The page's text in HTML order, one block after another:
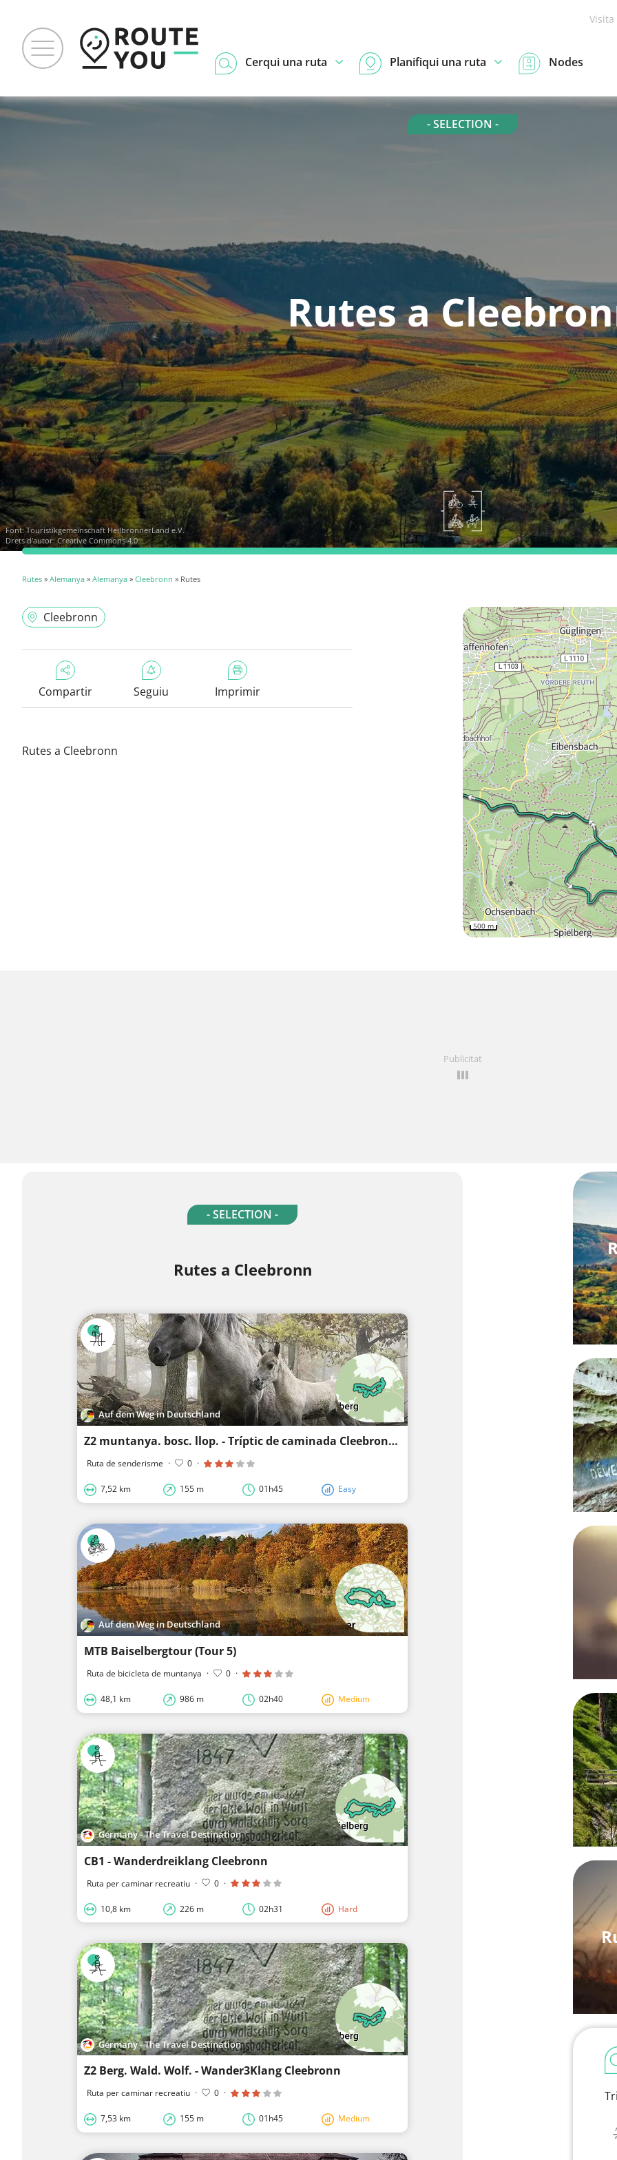
Cerqui una ruta Planifiqui una ruta Nodes
- SELECTION -
Rutes a
Font:Touristikgemeinschaft HeilbronnerLand e.V.
Drets d'autor: Creative Commons 4.0
Rutes » Alemanya » Alemanya » Cleebronn » Rutes
Cleebronn
Compartir Seguiu Imprimir
Rutes a Cleebronn
500 m
Publicitat
- SELECTION -
Rutes a Cleebronn
Auf dem Weg in Deutschland
Z2 muntanya. bosc. llop. - Tríptic de caminada Cleebronn
Ruta de senderisme · 0 ·
7,52 km 155 m 01h45 Easy
Auf dem Weg in Deutschland
MTB Baiselbergtour (Tour 5)
Ruta de bicicleta de muntanya · 0 ·
48,1 km 986 m 02h40 Medium
Germany - The Travel Destination
CB1 - Wanderdreiklang Cleebronn
Ruta per caminar recreatiu · 0 ·
10,8 km 226 m 02h31 Hard
Germany - The Travel Destination
Z2 Berg. Wald. Wolf. - Wander3Klang Cleebronn
Ruta per caminar recreatiu · 0 ·
7,53 km 155 m 01h45 Medium